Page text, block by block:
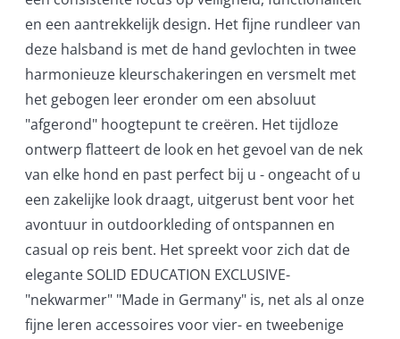
en een aantrekkelijk design. Het fijne rundleer van
deze halsband is met de hand gevlochten in twee
harmonieuze kleurschakeringen en versmelt met
het gebogen leer eronder om een absoluut
"afgerond" hoogtepunt te creëren. Het tijdloze
ontwerp flatteert de look en het gevoel van de nek
van elke hond en past perfect bij u - ongeacht of u
een zakelijke look draagt, uitgerust bent voor het
avontuur in outdoorkleding of ontspannen en
casual op reis bent. Het spreekt voor zich dat de
elegante SOLID EDUCATION EXCLUSIVE-
"nekwarmer" "Made in Germany" is, net als al onze
fijne leren accessoires voor vier- en tweebenige